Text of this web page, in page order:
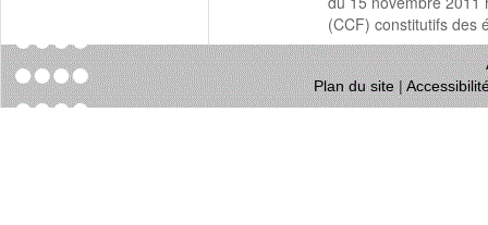
(CCF) constitutifs des
Plan du site|